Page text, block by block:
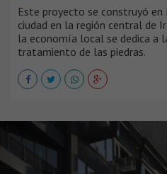
Este proyecto se construyó
ciudad en la región central de
la economía local se dedica a
tratamiento de las piedras.